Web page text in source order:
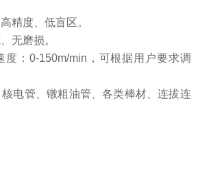
精度、低盲区。
无磨损。
度：0-150m/min，可根据用户要求调
电管、镦粗油管、各类棒材、连拔连